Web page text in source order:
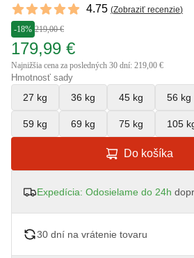
Reviews
4.75 out of 5 stars 4.75 (Zobraziť recenzie)
-18% 219,00 €
179,99 €
Najnižšia cena za posledných 30 dní: 219,00 €
Hmotnosť sady
27 kg 36 kg 45 kg 56 kg
59 kg 69 kg 75 kg 105
Do košíka
Expedícia: Odosielame do 24h
30 dní na vrátenie tovaru